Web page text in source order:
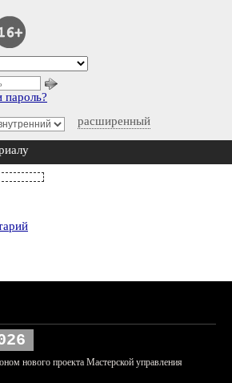
расширенный
пароль?
нового проекта Мастерской управления